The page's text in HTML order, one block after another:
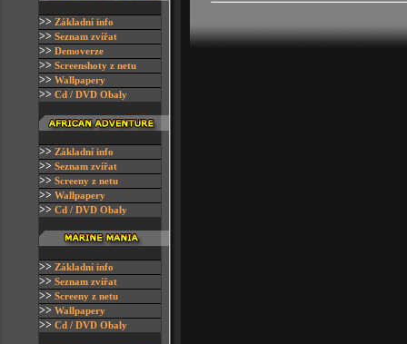
>> Základní info
>> Seznam zvířat
>> Demoverze
>> Screenshoty z netu
>> Wallpapery
>> Cd / DVD Obaly
>> Základní info
>> Seznam zvířat
>> Screeny z netu
>> Wallpapery
>> Cd / DVD Obaly
>> Základní info
>> Seznam zvířat
>> Screeny z netu
>> Wallpapery
>> Cd / DVD Obaly